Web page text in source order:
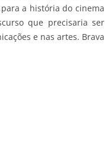
a história do cinema
que precisaria ser
e nas artes. Brava